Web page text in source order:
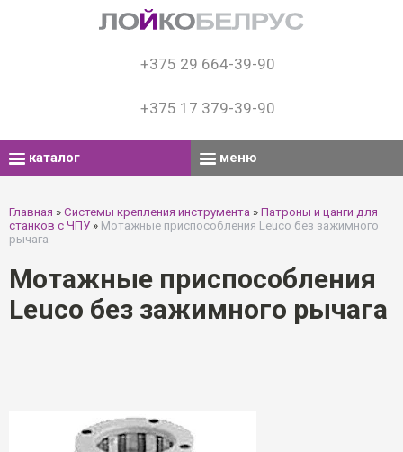
+375 29 664-39-90
+375 17 379-39-90
каталог меню
Главная » Системы крепления инструмента » Патроны и цанги для
станков с ЧПУ » Мотажные приспособления Leuco без зажимного
рычага
Мотажные приспособления
Leuco без зажимного рычага